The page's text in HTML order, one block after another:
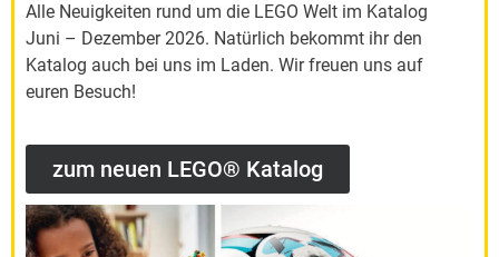
Alle Neuigkeiten rund um die LEGO Welt im Katalog
Juni – Dezember 2026. Natürlich bekommt ihr den
Katalog auch bei uns im Laden. Wir freuen uns auf
euren Besuch!
zum neuen LEGO® Katalog